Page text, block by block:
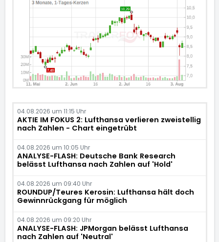
04.08.2026 um 11:15 Uhr
AKTIE IM FOKUS 2: Lufthansa verlieren zweistellig
nach Zahlen - Chart eingetrübt
04.08.2026 um 10:05 Uhr
ANALYSE-FLASH: Deutsche Bank Research
belässt Lufthansa nach Zahlen auf 'Hold'
04.08.2026 um 09:40 Uhr
ROUNDUP/Teures Kerosin: Lufthansa hält doch
Gewinnrückgang für möglich
04.08.2026 um 09:20 Uhr
ANALYSE-FLASH: JPMorgan belässt Lufthansa
nach Zahlen auf 'Neutral'